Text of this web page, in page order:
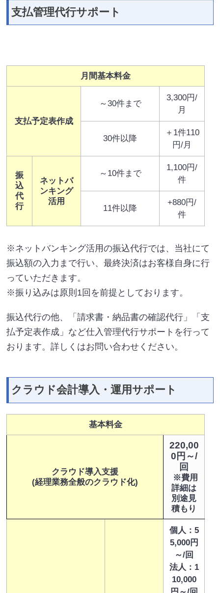
支払管理代行サポート
月間基本料金
支払予定表作成
～30件まで
3,300円/
月
30件以降
＋1件110
円/月
振
込
代
行
ネットバ
ンキング
活用
～10件まで
1,100円/
件
11件以降
+880円/
件
※ネットバンキング活用の振込代行では、当社にて
振込額の入力まで行い、最終決済はお客様自身に行
っていただきます。
※振り込みは原則1回を前提としております。
振込代行の他、「請求書・納品書の確認代行」「支
払予定表作成」など仕入管理代行サポートを行って
おります。詳しくはお問い合わせください。
クラウド会計導入・運用サポート
基本料金
クラウド導入支援
(経理業務全般のクラウド化)
220,00
0円～/
回
※費用
詳細は
別途見
積もり
個人：5
5,000円
～/回
法人：1
10,000